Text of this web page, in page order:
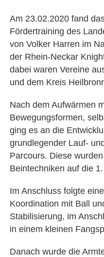
Am 23.02.2020 fand
Fördertraining des
von Volker Harren im
der Rhein-Neckar
dabei waren Vereine
und dem Kreis
Nach dem Aufwärmen
Bewegungsformen,
ging es an die
grundlegender Lauf-
Parcours. Diese
Beintechniken auf die
Im Anschluss folgte
Koordination mit Ball
Stabilisierung, im
in einem kleinen
Danach wurde die